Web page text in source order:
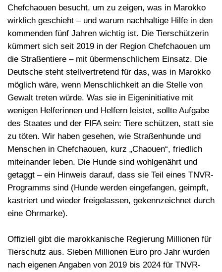
Chefchaouen besucht, um zu zeigen, was in Marokko
wirklich geschieht – und warum nachhaltige Hilfe in den
kommenden fünf Jahren wichtig ist. Die Tierschützerin
kümmert sich seit 2019 in der Region Chefchaouen um
die Straßentiere – mit übermenschlichem Einsatz. Die
Deutsche steht stellvertretend für das, was in Marokko
möglich wäre, wenn Menschlichkeit an die Stelle von
Gewalt treten würde. Was sie in Eigeninitiative mit
wenigen Helferinnen und Helfern leistet, sollte Aufgabe
des Staates und der FIFA sein: Tiere schützen, statt sie
zu töten. Wir haben gesehen, wie Straßenhunde und
Menschen in Chefchaouen, kurz „Chaouen“, friedlich
miteinander leben. Die Hunde sind wohlgenährt und
getaggt – ein Hinweis darauf, dass sie Teil eines TNVR-
Programms sind (Hunde werden eingefangen, geimpft,
kastriert und wieder freigelassen, gekennzeichnet durch
eine Ohrmarke).
Offiziell gibt die marokkanische Regierung Millionen für
Tierschutz aus. Sieben Millionen Euro pro Jahr wurden
nach eigenen Angaben von 2019 bis 2024 für TNVR-